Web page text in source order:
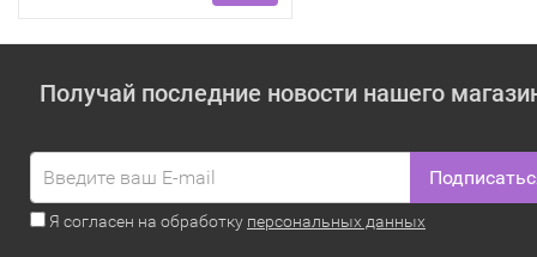
Получай последние новости нашего
Я согласен на обработку персональных данных